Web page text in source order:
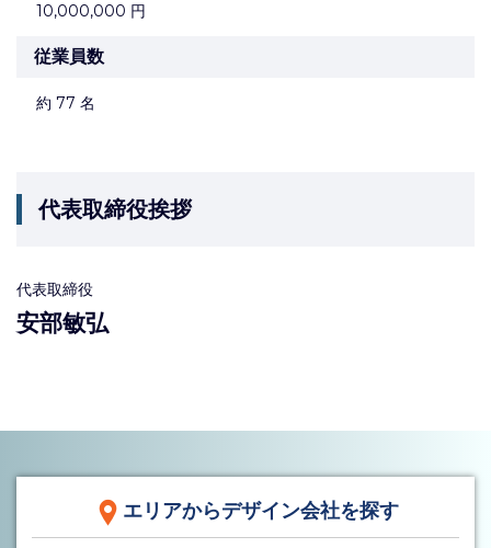
10,000,000 円
従業員数
約 77 名
代表取締役挨拶
代表取締役
安部敏弘
エリアからデザイン会社を探す